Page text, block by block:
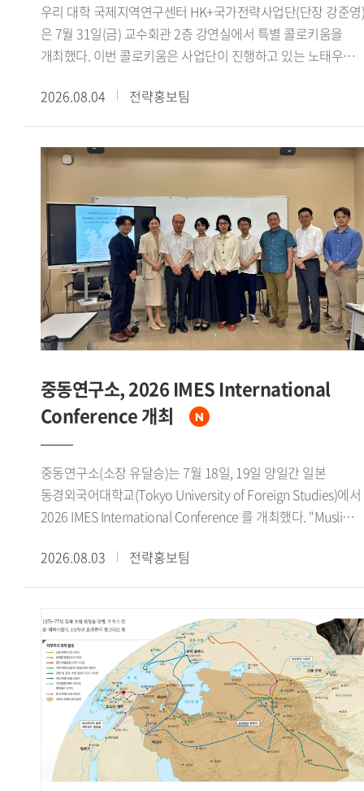
"극지연구센터는 인도 정부의 극지 연구 확대와 장려 필요성에
관한 의견을 존중하며, 양국 대학 및 연구기관 간 네트워크
구축과 공동연구 활성화를 위한 협력 거점 역할을 수행할 수
있도록 최선을 다하겠다"고 밝혔다.
우리 대학 국제지역연구센터 HK+국가전략사업단(단장 강준
은 7월 31일(금) 교수회관 2층 강연실에서 특별 콜로키움을
개최했다. 이번 콜로키움은 사업단이 진행하고 있는 노태우
특명전권대사를 역임했던 신정승 동서대학교
동아시아연구원장이 연사로 초청되어 노태우 대통령의
북방정책과 1992년 한중수교 과정의 역사적 의미를
재조명했다.신 원장은 먼저 1970년대 이후 중국과 서방세계의
1979년 미중 수교에 이어 1980년대 말에는 소련 동구권의
붕괴로 냉전체제가 급속히 와해되었다고 설명했다. 그는 이
시기 자유주의 확산과 세계화가 맞물리면서 중국이 서방의
'화평연변(和平演變)'을 경계하는 한편, 1989년 천안문 사태로
인한 국제사회의 대중 제재 국면 속에서도 한중 양국은
실질적인 관계 개선을 모색해 왔다고 밝혔다.이어 중국이
1978년 11기 3중전회를 계기로 계급투쟁 노선에서 경제건설
개선의 필요성을 인식하기 시작했으며, 한국 역시 홍콩을 통한
간접무역과 1983년 중국 민항기 불시착 사건, 1985년 어뢰정
반환 교섭 등에서 보인 우호적 태도로 중국 지도부의 신뢰를
얻었다고 소개했다. 특히 1988년 노태우 대통령의 7 7 선언을
북방외교의 실질적 출발점으로 규정하고, 서울올림픽과 베이징
아시안게임을 계기로 한 스포츠 교류가 양국간 신뢰 축적에
기여했다고 강조했다. 이후 1990년 한소수교와 1991년 남북한
계기가 되었다고 주장했다.신 원장은 한국이 한반도 평화
안정을 위한 중국의 협조, 거대한 잠재시장으로서의 중국 경제,
그리고 국제무대에서의 위상 제고라는 세 가지 측면에서
수교의 필요성을 인식하고 있었음을 강조하면서, 중국 역시
덩샤오핑의 언급을 인용하며 한국과의 경제협력 확대와 대만에
대한 외교적 고립 효과를 함께 기대하고 있었다고 분석했다.
수교 협상에 앞서 한국 정부는 중국과 수교한 다른 나라들의
선례를 분석하고 중국 인사들의 발언을 정리하는 등 치밀한
사전 준비를 거쳤다고 밝혔다. 1992년 8월 24일 베이징 조어대
국빈관에서 이상옥 외무장관과 첸치천 외교부장이
수교공동성명과 양해각서에 서명함으로써 한중수교가 공식
2026.08.04 전략홍보팀
중동연구소, 2026 IMES International
Conference 개최
중동연구소(소장 유달승)는 7월 18일, 19일 양일간 일본
동경외국어대학교(Tokyo University of Foreign Studies)에서
2026 IMES International Conference 를 개최했다. "Muslims
Societies"라는 주제로 열린 이번 학술대회는 동아시아의
무슬림 이주 문제를 연구하는 한국과 일본 학자들의 학술
교류를 위해 마련됐다.7월 18일 학술대회 제1세션에서는
김정아 전임연구원이 'The Reception and Transformation of
Arabic Literature in Korea: A Study of 'The Jackal and the
Sea' in Oh Soo-yeon's The Golden Roof in Relation to
Kalīla wa Dimna'라는 제목의 발표를 통해 아랍 고전
『칼릴라와 딤나』가 오수연의 『황금지붕』 중 「재칼과
바다의 장」에서 수용 재구성되는 양상을 분석하고, 아랍
고전문학과 한국 현대문학이 교차하며 새로운 의미를 형성하는
'제3의 공간'을 제시했다.Ishinomaki Senshu University의
2026.08.03 전략홍보팀